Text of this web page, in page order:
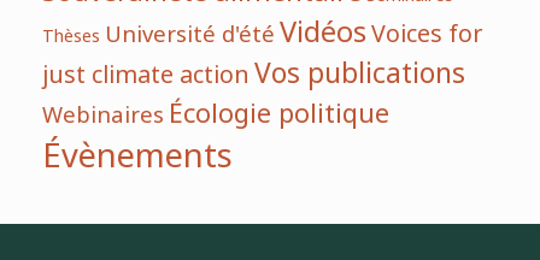
Thèses Université d'étéVidéosVoices for
just climate actionVos publications
WebinairesÉcologie politique
Évènements